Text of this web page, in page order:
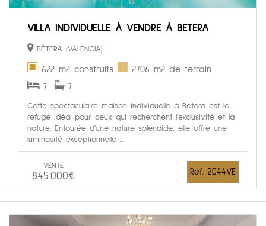
VILLA INDIVIDUELLE À VENDRE À BETERA
BÉTERA (VALENCIA)
622 m2 construits 2706 m2 de terrain
7 7
Cette spectaculaire maison individuelle à Bétera est le
refuge idéal pour ceux qui recherchent l'exclusivité et la
nature. Entourée d'une nature splendide, elle offre une
luminosité exceptionnelle ...
VENTE
845.000€ Ref. 2044VE